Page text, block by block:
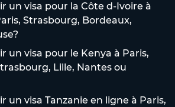
un visa pour la Côte d-Ivoire à
Strasbourg, Bordeaux,
un visa pour le Kenya à Paris,
Lille, Nantes ou
un visa Tanzanie en ligne à Paris,